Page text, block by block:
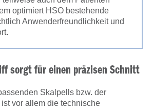
optimiert HSO bestehende
Anwenderfreundlichkeit und
sorgt für einen präzisen Schnitt
Skalpells bzw. der
vor allem die technische